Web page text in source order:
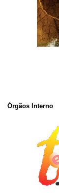
Órgãos Interno